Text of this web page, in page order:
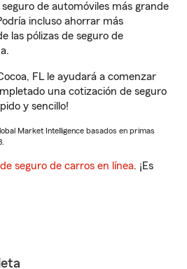
de automóviles más grande
incluso ahorrar más
las pólizas de seguro de
FL le ayudará a comenzar
una cotización de seguro
y sencillo!
Market Intelligence basados en primas
seguro de carros en línea. ¡Es